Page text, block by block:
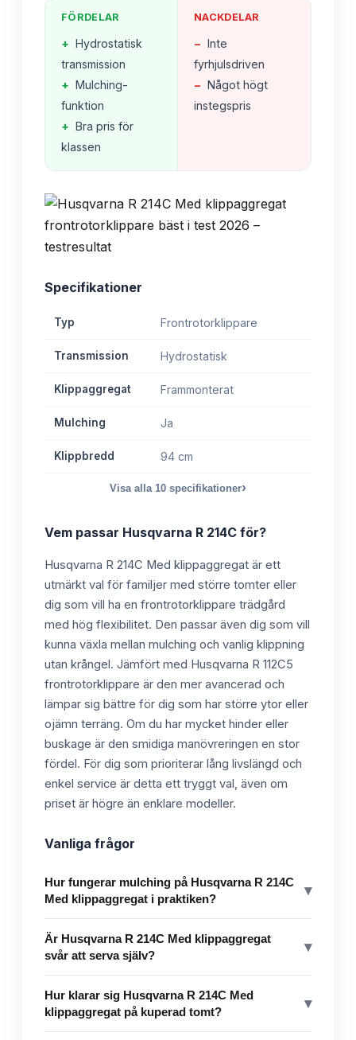
FÖRDELAR
+ Hydrostatisk
transmission
+ Mulching-
funktion
+ Bra pris för
klassen
NACKDELAR
− Inte
fyrhjulsdriven
− Något högt
instegspris
Specifikationer
Typ Frontrotorklippare
Transmission Hydrostatisk
Klippaggregat Frammonterat
Mulching Ja
Klippbredd 94 cm
Visa alla 10 specifikationer›
Vem passar Husqvarna R 214C för?
Husqvarna R 214C Med klippaggregat är ett
utmärkt val för familjer med större tomter eller
dig som vill ha en frontrotorklippare trädgård
med hög flexibilitet. Den passar även dig som vill
kunna växla mellan mulching och vanlig klippning
utan krångel. Jämfört med Husqvarna R 112C5
frontrotorklippare är den mer avancerad och
lämpar sig bättre för dig som har större ytor eller
ojämn terräng. Om du har mycket hinder eller
buskage är den smidiga manövreringen en stor
fördel. För dig som prioriterar lång livslängd och
enkel service är detta ett tryggt val, även om
priset är högre än enklare modeller.
Vanliga frågor
Hur fungerar mulching på Husqvarna R 214C
Med klippaggregat i praktiken?
▾
Är Husqvarna R 214C Med klippaggregat
svår att serva själv?
▾
Hur klarar sig Husqvarna R 214C Med
klippaggregat på kuperad tomt?
▾